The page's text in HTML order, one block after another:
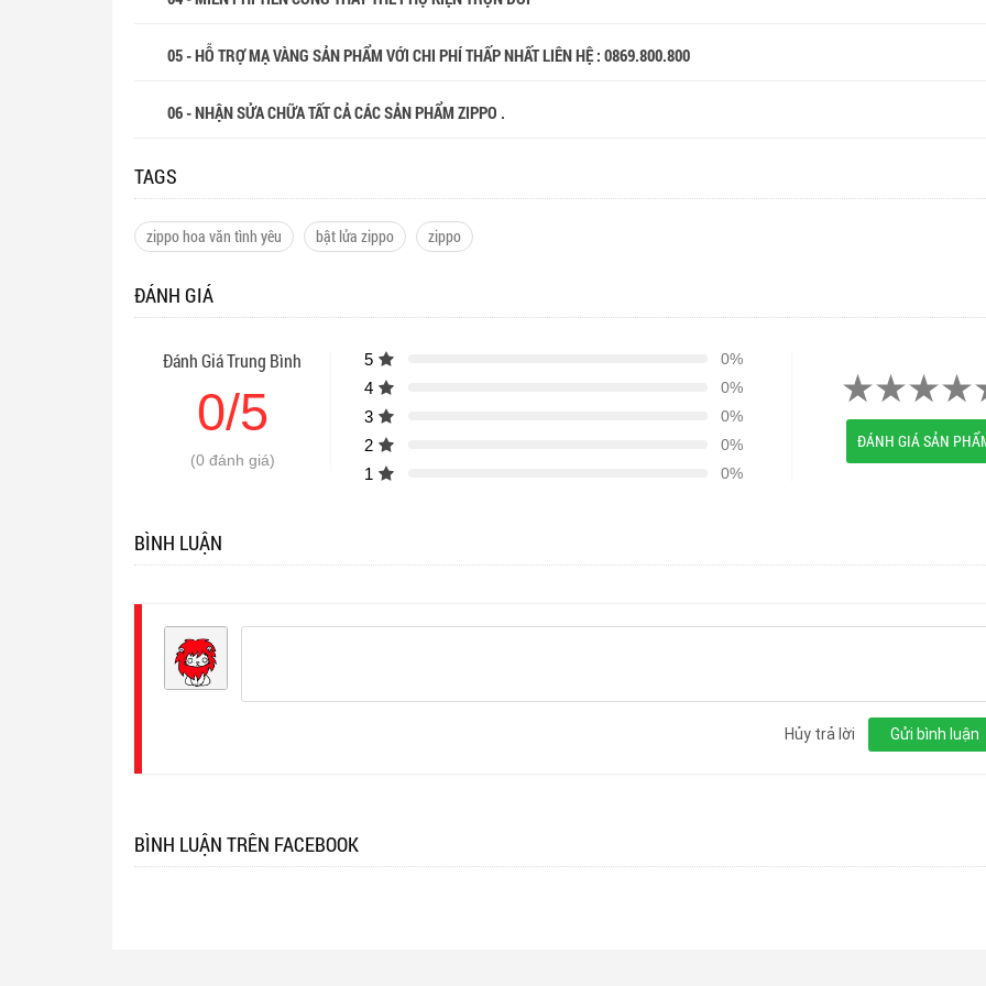
05 - HỖ TRỢ MẠ VÀNG SẢN PHẨM VỚI CHI PHÍ THẤP NHẤT LIÊN HỆ : 0869.800.800
06 - NHẬN SỬA CHỮA TẤT CẢ CÁC SẢN PHẨM ZIPPO .
TAGS
zippo hoa văn tình yêu bật lửa zippo zippo
ĐÁNH GIÁ
Đánh Giá Trung Bình
0/5
(0 đánh giá)
5 0%
4 0%
3 0%
2 0%
1 0%
ĐÁNH GIÁ SẢN
BÌNH LUẬN
Gửi bình luận
Hủy trả lời
BÌNH LUẬN TRÊN FACEBOOK